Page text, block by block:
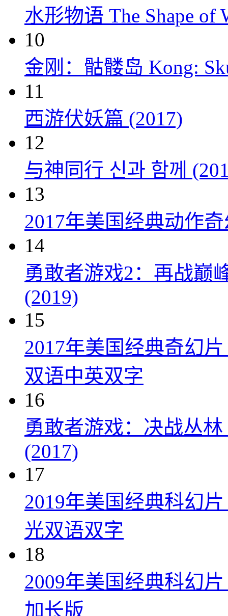
水形物语 The Shape of
10
金刚：骷髅岛 Kong:
11
西游伏妖篇 (2017)
12
与神同行 신과 함께
13
2017年美国经典动作
14
勇敢者游戏2：再战巅
(2019)
15
2017年美国经典奇幻
双语中英双字
16
勇敢者游戏：决战丛林
(2017)
17
2019年美国经典科幻
光双语双字
18
2009年美国经典科幻
加长版